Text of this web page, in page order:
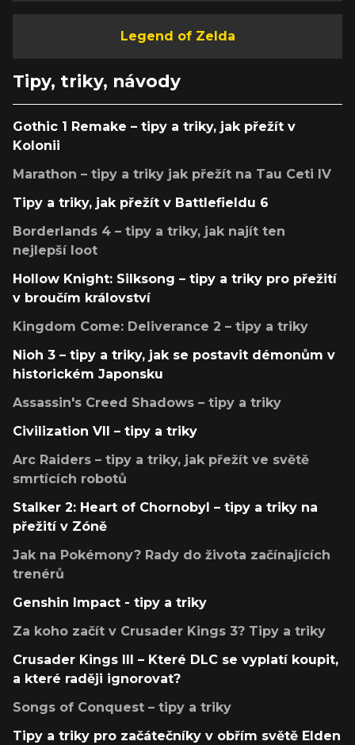
Legend of Zelda
Tipy, triky, návody
Gothic 1 Remake – tipy a triky, jak přežít v
Kolonii
Marathon – tipy a triky jak přežít na Tau Ceti IV
Tipy a triky, jak přežít v Battlefieldu 6
Borderlands 4 – tipy a triky, jak najít ten
nejlepší loot
Hollow Knight: Silksong – tipy a triky pro přežití
v broučím království
Kingdom Come: Deliverance 2 – tipy a triky
Nioh 3 – tipy a triky, jak se postavit démonům v
historickém Japonsku
Assassin's Creed Shadows – tipy a triky
Civilization VII – tipy a triky
Arc Raiders – tipy a triky, jak přežít ve světě
smrtících robotů
Stalker 2: Heart of Chornobyl – tipy a triky na
přežití v Zóně
Jak na Pokémony? Rady do života začínajících
trenérů
Genshin Impact - tipy a triky
Za koho začít v Crusader Kings 3? Tipy a triky
Crusader Kings III – Které DLC se vyplatí koupit,
a které raději ignorovat?
Songs of Conquest – tipy a triky
Tipy a triky pro začátečníky v obřím světě Elden